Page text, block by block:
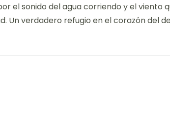
el sonido del agua corriendo y el viento
Un verdadero refugio en el corazón del